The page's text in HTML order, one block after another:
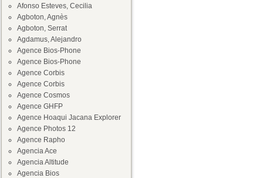
Afonso Esteves, Cecilia
Agboton, Agnès
Agboton, Serrat
Agdamus, Alejandro
Agence Bios-Phone
Agence Bios-Phone
Agence Corbis
Agence Corbis
Agence Cosmos
Agence GHFP
Agence Hoaqui Jacana Explorer
Agence Photos 12
Agence Rapho
Agencia Ace
Agencia Altitude
Agencia Bios